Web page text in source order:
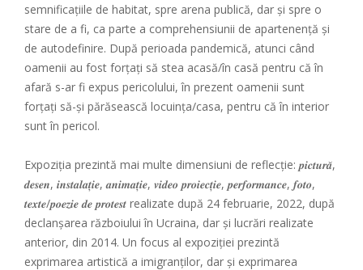
semnificațiile de habitat, spre arena publică, dar și spre o
stare de a fi, ca parte a comprehensiunii de apartenență și
de autodefinire. După perioada pandemică, atunci când
oamenii au fost forțați să stea acasă/în casă pentru că în
afară s-ar fi expus pericolului, în prezent oamenii sunt
forțați să-și părăsească locuința/casa, pentru că în interior
sunt în pericol.
Expoziția prezintă mai multe dimensiuni de reflecție: 𝒑𝒊𝒄𝒕𝒖𝒓𝒂̆,
𝒅𝒆𝒔𝒆𝒏, 𝒊𝒏𝒔𝒕𝒂𝒍𝒂𝒕̦𝒊𝒆, 𝒂𝒏𝒊𝒎𝒂𝒕̦𝒊𝒆, 𝒗𝒊𝒅𝒆𝒐 𝒑𝒓𝒐𝒊𝒆𝒄𝒕̦𝒊𝒆, 𝒑𝒆𝒓𝒇𝒐𝒓𝒎𝒂𝒏𝒄𝒆, 𝒇𝒐𝒕𝒐,
𝒕𝒆𝒙𝒕𝒆/𝒑𝒐𝒆𝒛𝒊𝒆 𝒅𝒆 𝒑𝒓𝒐𝒕𝒆𝒔𝒕 realizate după 24 februarie, 2022, după
declanșarea războiului în Ucraina, dar și lucrări realizate
anterior, din 2014. Un focus al expoziției prezintă
exprimarea artistică a imigranților, dar și exprimarea